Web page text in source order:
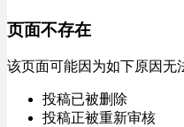
页面不存在
该页面可能因为如下原因无
投稿已被删除
投稿正被重新审核